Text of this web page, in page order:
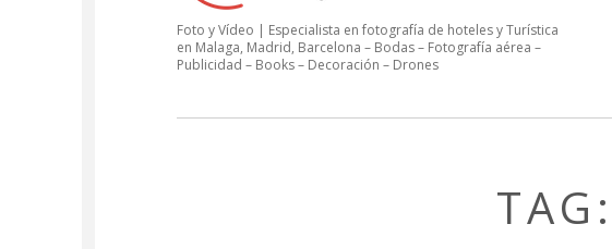
Foto y Vídeo | Especialista en fotografía de hoteles y Turística
en Malaga, Madrid, Barcelona – Bodas – Fotografía aérea –
Publicidad – Books – Decoración – Drones
TAG: